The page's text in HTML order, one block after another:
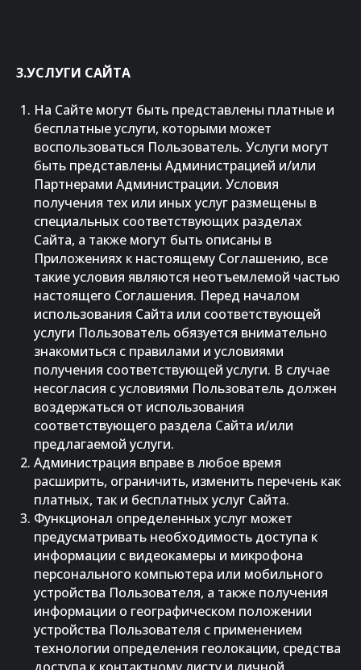
3.УСЛУГИ САЙТА
На Сайте могут быть представлены платные и
бесплатные услуги, которыми может
воспользоваться Пользователь. Услуги могут
быть представлены Администрацией и/или
Партнерами Администрации. Условия
получения тех или иных услуг размещены в
специальных соответствующих разделах
Сайта, а также могут быть описаны в
Приложениях к настоящему Соглашению, все
такие условия являются неотъемлемой частью
настоящего Соглашения. Перед началом
использования Сайта или соответствующей
услуги Пользователь обязуется внимательно
знакомиться с правилами и условиями
получения соответствующей услуги. В случае
несогласия с условиями Пользователь должен
воздержаться от использования
соответствующего раздела Сайта и/или
предлагаемой услуги.
Администрация вправе в любое время
расширить, ограничить, изменить перечень как
платных, так и бесплатных услуг Сайта.
Функционал определенных услуг может
предусматривать необходимость доступа к
информации с видеокамеры и микрофона
персонального компьютера или мобильного
устройства Пользователя, а также получения
информации о географическом положении
устройства Пользователя с применением
технологии определения геолокации, средства